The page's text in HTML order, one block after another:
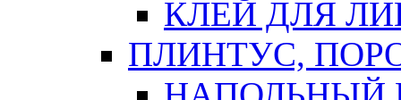
КЛЕЙ ДЛЯ
ПЛИНТУС,